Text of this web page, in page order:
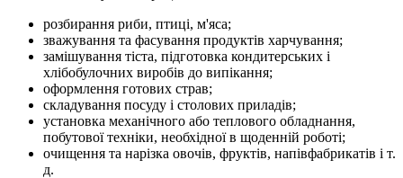
розбирання риби, птиці, м'яса;
зважування та фасування продуктів харчування;
замішування тіста, підготовка кондитерських і
хлібобулочних виробів до випікання;
оформлення готових страв;
складування посуду і столових приладів;
установка механічного або теплового обладнання,
побутової техніки, необхідної в щоденній роботі;
очищення та нарізка овочів, фруктів, напівфабрикатів і т.
д.